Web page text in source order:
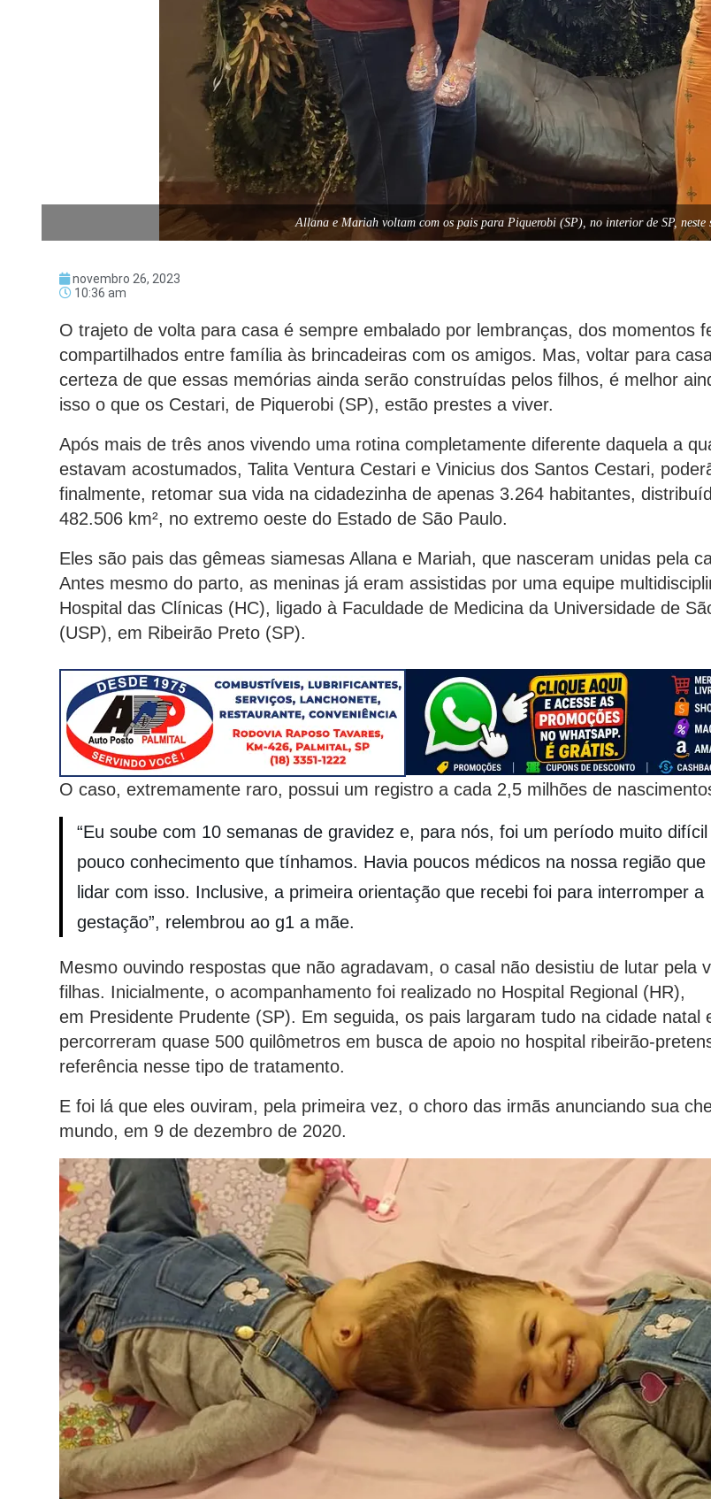
Allana e Mariah voltam com os pais para Piquerobi (SP), no interior de SP,
novembro 26, 2023
10:36 am
O trajeto de volta para casa é sempre embalado por lembranças, dos momentos
compartilhados entre família às brincadeiras com os amigos. Mas, voltar para
certeza de que essas memórias ainda serão construídas pelos filhos, é melhor
isso o que os Cestari, de Piquerobi (SP), estão prestes a viver.
Após mais de três anos vivendo uma rotina completamente diferente daquela a
estavam acostumados, Talita Ventura Cestari e Vinicius dos Santos Cestari,
finalmente, retomar sua vida na cidadezinha de apenas 3.264 habitantes,
482.506 km², no extremo oeste do Estado de São Paulo.
Eles são pais das gêmeas siamesas Allana e Mariah, que nasceram unidas pela
Antes mesmo do parto, as meninas já eram assistidas por uma equipe
Hospital das Clínicas (HC), ligado à Faculdade de Medicina da Universidade de
(USP), em Ribeirão Preto (SP).
O caso, extremamente raro, possui um registro a cada 2,5 milhões de
“Eu soube com 10 semanas de gravidez e, para nós, foi um período muito
pouco conhecimento que tínhamos. Havia poucos médicos na nossa região que
lidar com isso. Inclusive, a primeira orientação que recebi foi para interromper a
gestação”, relembrou ao g1 a mãe.
Mesmo ouvindo respostas que não agradavam, o casal não desistiu de lutar pela
filhas. Inicialmente, o acompanhamento foi realizado no Hospital Regional (HR),
em Presidente Prudente (SP). Em seguida, os pais largaram tudo na cidade natal
percorreram quase 500 quilômetros em busca de apoio no hospital ribeirão-
referência nesse tipo de tratamento.
E foi lá que eles ouviram, pela primeira vez, o choro das irmãs anunciando sua
mundo, em 9 de dezembro de 2020.